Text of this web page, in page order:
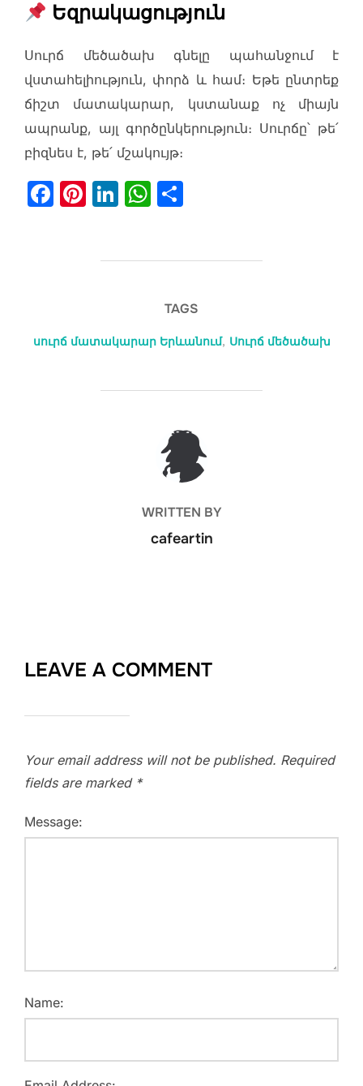
Եզրակացություն
Սուրճ մեծածախ գնելը պահանջում է
վստահելիություն, փորձ և համ։ Եթե ընտրեք
ճիշտ մատակարար, կստանաք ոչ միայն
ապրանք, այլ գործընկերություն։ Սուրճը՝ թե՛
բիզնես է, թե՛ մշակույթ։
F
o
Pi
e
Li
e
W
s
A
p
e
TAGS
սուրճ մատակարար Երևանում, Սուրճ մեծածախ
POST AUTHOR
WRITTEN BY
cafeartin
LEAVE A COMMENT
Your email address will not be published. Required
fields are marked *
Message:
Name: